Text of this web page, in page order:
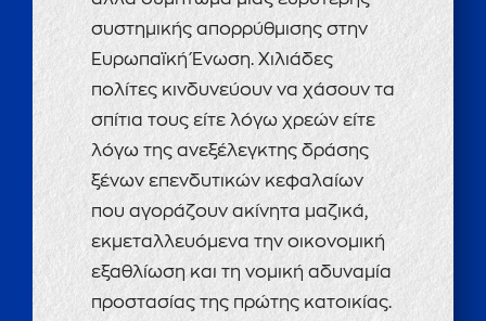
συστημικής απορρύθμισης στην
Ευρωπαϊκή Ένωση. Χιλιάδες
πολίτες κινδυνεύουν να χάσουν τα
σπίτια τους είτε λόγω χρεών είτε
λόγω της ανεξέλεγκτης δράσης
ξένων επενδυτικών κεφαλαίων
που αγοράζουν ακίνητα μαζικά,
εκμεταλλευόμενα την οικονομική
εξαθλίωση και τη νομική αδυναμία
προστασίας της πρώτης κατοικίας.